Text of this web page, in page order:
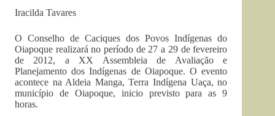
Iracilda Tavares
O Conselho de Caciques dos Povos Indígenas do
Oiapoque realizará no período de 27 a 29 de fevereiro
de 2012, a XX Assembleia de Avaliação e
Planejamento dos Indígenas de Oiapoque. O evento
acontece na Aldeia Manga, Terra Indígena Uaça, no
município de Oiapoque, inicio previsto para as 9
horas.